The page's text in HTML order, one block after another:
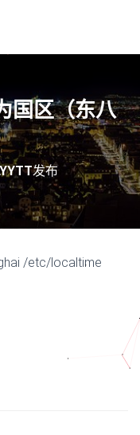
国区（东八
发布
/etc/localtime